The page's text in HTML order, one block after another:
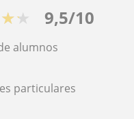
9,5/10
alumnos
particulares